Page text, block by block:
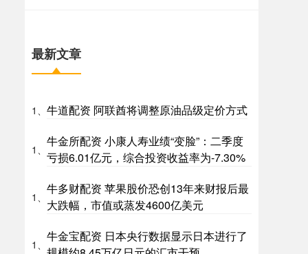
最新文章
1、 牛道配资 阿联酋将调整原油品级定价方式
1、
牛金所配资 小康人寿业绩“变脸”：二季度
亏损6.01亿元，综合投资收益率为-7.30%
1、
牛多财配资 苹果股价恐创13年来财报后最
大跌幅，市值或蒸发4600亿美元
1、
牛金宝配资 日本央行数据显示日本进行了